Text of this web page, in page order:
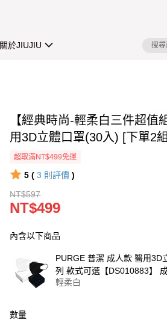
關於JIUJIU
【經典時尚-輕柔白三件超值
用3D立體口罩(30入) [下單2
超取滿NT$499免運
5 ( 3 則評價 )
NT$597
NT$499
內含以下商品
PURGE 普潔 成人款 醫用3D
列 款式可選【DS010883】
人醫用口罩 3D立體口罩 口
輕柔白
數量